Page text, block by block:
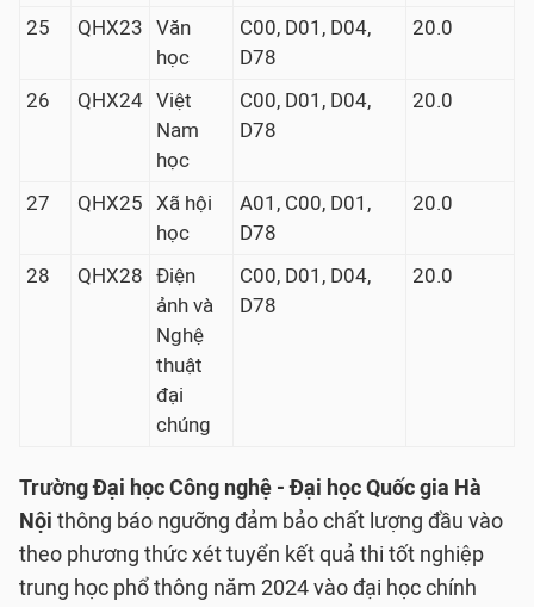
25 QHX23 Văn
học
C00, D01, D04,
D78
20.0
26 QHX24 Việt
Nam
học
C00, D01, D04,
D78
20.0
27 QHX25 Xã hội
học
A01, C00, D01,
D78
20.0
28 QHX28 Điện
ảnh và
Nghệ
thuật
đại
chúng
C00, D01, D04,
D78
20.0
Trường Đại học Công nghệ - Đại học Quốc gia Hà
Nội thông báo ngưỡng đảm bảo chất lượng đầu vào
theo phương thức xét tuyển kết quả thi tốt nghiệp
trung học phổ thông năm 2024 vào đại học chính